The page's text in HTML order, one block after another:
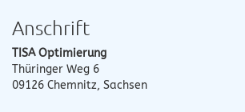
Anschrift
TISA Optimierung
Thüringer Weg 6
09126 Chemnitz, Sachsen